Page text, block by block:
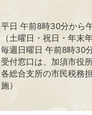
平日 午前8時30分から
（土曜日・祝日・年末
毎週日曜日 午前8時30
受付窓口は、加須市役
各総合支所の市民税務
施）